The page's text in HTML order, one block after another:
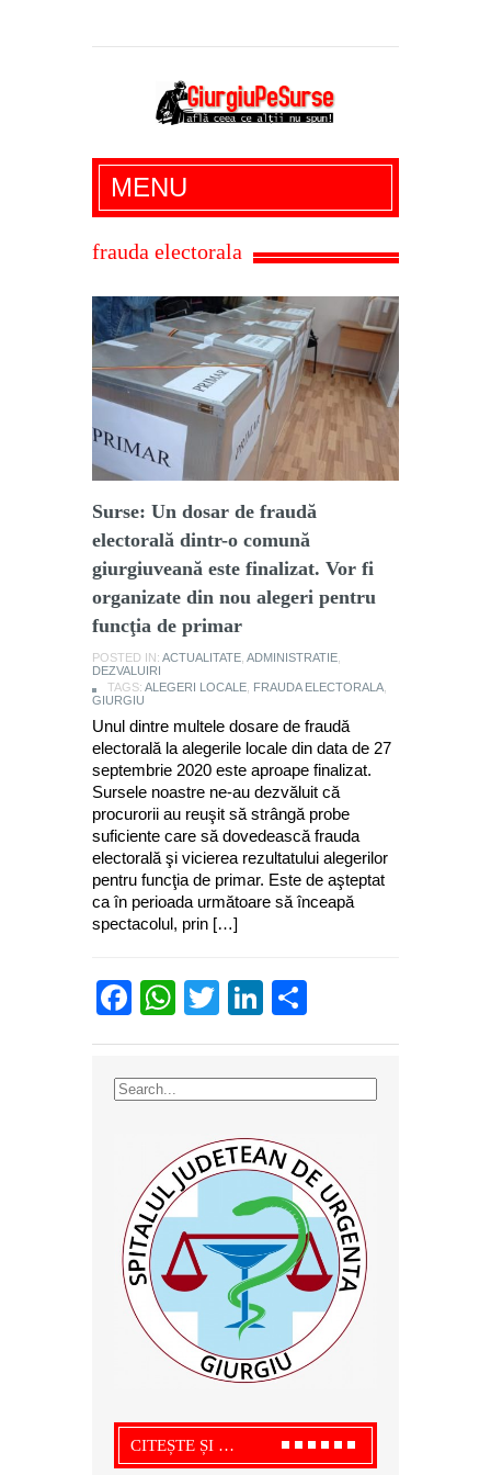
Giurgiu Pe Surse – actualitate giurgiu,
administratie giurgiu, stiri politice, social
economic, editoriale giurgiu, dezvaluiri,
MENU
frauda electorala
Surse: Un dosar de fraudă
electorală dintr-o comună
giurgiuveană este finalizat. Vor fi
organizate din nou alegeri pentru
funcţia de primar
POSTED IN: ACTUALITATE ADMINISTRATIE
DEZVALUIRI
TAGS: ALEGERI LOCALE FRAUDA ELECTORALA
GIURGIU
Unul dintre multele dosare de fraudă
electorală la alegerile locale din data de 27
septembrie 2020 este aproape finalizat.
Sursele noastre ne-au dezvăluit că
procurorii au reuşit să strângă probe
suficiente care să dovedească frauda
electorală şi vicierea rezultatului alegerilor
pentru funcţia de primar. Este de aşteptat
ca în perioada următoare să înceapă
spectacolul, prin […]
Facebook
WhatsApp
TwitterLinkedIn
CITEȘTE ȘI …